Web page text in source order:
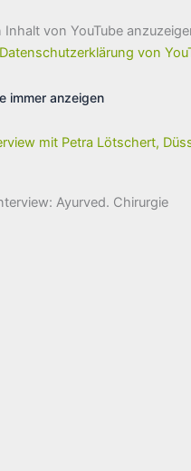
von YouTube
Datenschutzerklärung von
immer anzeigen
mit Petra Lötschert,
Ayurved. Chirurgie